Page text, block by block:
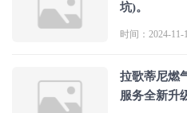
坑)。
时间：2024-11-
拉歌蒂尼燃
服务全新升